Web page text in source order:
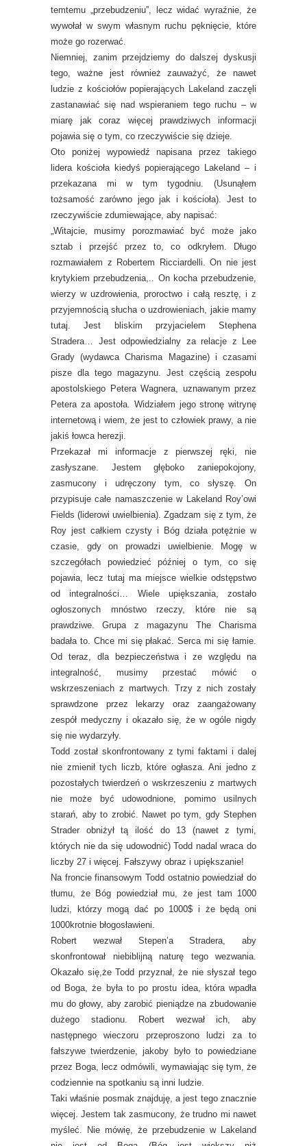
temtemu „przebudzeniu”, lecz widać wyraźnie, że
wywołał w swym własnym ruchu pęknięcie, które
może go rozerwać.
Niemniej, zanim przejdziemy do dalszej dyskusji
tego, ważne jest również zauważyć, że nawet
ludzie z kościołów popierających Lakeland zaczęli
zastanawiać się nad wspieraniem tego ruchu – w
miarę jak coraz więcej prawdziwych informacji
pojawia się o tym, co rzeczywiście się dzieje.
Oto poniżej wypowiedź napisana przez takiego
lidera kościoła kiedyś popierającego Lakeland – i
przekazana mi w tym tygodniu. (Usunąłem
tożsamość zarówno jego jak i kościoła). Jest to
rzeczywiście zdumiewające, aby napisać:
„Witajcie, musimy porozmawiać być może jako
sztab i przejść przez to, co odkryłem. Długo
rozmawiałem z Robertem Ricciardelli. On nie jest
krytykiem przebudzenia,.. On kocha przebudzenie,
wierzy w uzdrowienia, proroctwo i całą resztę, i z
przyjemnością słucha o uzdrowieniach, jakie mamy
tutaj. Jest bliskim przyjacielem Stephena
Stradera… Jest odpowiedzialny za relacje z Lee
Grady (wydawca Charisma Magazine) i czasami
pisze dla tego magazynu. Jest częścią zespołu
apostolskiego Petera Wagnera, uznawanym przez
Petera za apostoła. Widziałem jego stronę witrynę
internetową i wiem, że jest to człowiek prawy, a nie
jakiś łowca herezji.
Przekazał mi informacje z pierwszej ręki, nie
zasłyszane. Jestem głęboko zaniepokojony,
zasmucony i udręczony tym, co słyszę. On
przypisuje całe namaszczenie w Lakeland Roy’owi
Fields (liderowi uwielbienia). Zgadzam się z tym, że
Roy jest całkiem czysty i Bóg działa potężnie w
czasie, gdy on prowadzi uwielbienie. Mogę w
szczegółach powiedzieć później o tym, co się
pojawia, lecz tutaj ma miejsce wielkie odstępstwo
od integralności… Wiele upiększania, zostało
ogłoszonych mnóstwo rzeczy, które nie są
prawdziwe. Grupa z magazynu The Charisma
badała to. Chce mi się płakać. Serca mi się łamie.
Od teraz, dla bezpieczeństwa i ze względu na
integralność, musimy przestać mówić o
wskrzeszeniach z martwych. Trzy z nich zostały
sprawdzone przez lekarzy oraz zaangażowany
zespół medyczny i okazało się, że w ogóle nigdy
się nie wydarzyły.
Todd został skonfrontowany z tymi faktami i dalej
nie zmienił tych liczb, które ogłasza. Ani jedno z
pozostałych twierdzeń o wskrzeszeniu z martwych
nie może być udowodnione, pomimo usilnych
starań, aby to zrobić. Nawet po tym, gdy Stephen
Strader obniżył tą ilość do 13 (nawet z tymi,
których nie da się udowodnić) Todd nadal wraca do
liczby 27 i więcej. Fałszywy obraz i upiększanie!
Na froncie finansowym Todd ostatnio powiedział do
tłumu, że Bóg powiedział mu, że jest tam 1000
ludzi, którzy mogą dać po 1000$ i że będą oni
1000krotnie błogosławieni.
Robert wezwał Stepen’a Stradera, aby
skonfrontował niebiblijną naturę tego wezwania.
Okazało się,że Todd przyznał, że nie słyszał tego
od Boga, że była to po prostu idea, która wpadła
mu do głowy, aby zarobić pieniądze na zbudowanie
dużego stadionu. Robert wezwał ich, aby
następnego wieczoru przeproszono ludzi za to
fałszywe twierdzenie, jakoby było to powiedziane
przez Boga, lecz odmówili, wymawiając się tym, że
codziennie na spotkaniu są inni ludzie.
Taki właśnie posmak znajduję, a jest tego znacznie
więcej. Jestem tak zasmucony, że trudno mi nawet
myśleć. Nie mówię, że przebudzenie w Lakeland